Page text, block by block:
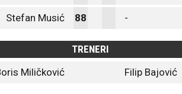
Stefan Musić 88 -
TRENERI
Miličković
Filip Bajović